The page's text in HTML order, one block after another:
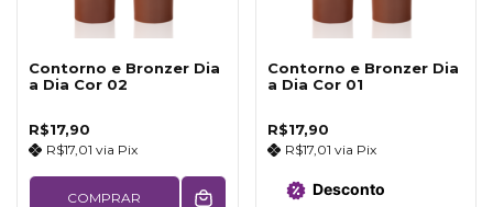
Contorno e Bronzer Dia
a Dia Cor 02
R$17,90
R$17,01 via Pix
COMPRAR
Contorno e Bronzer Dia
a Dia Cor 01
R$17,90
R$17,01 via Pix
Desconto